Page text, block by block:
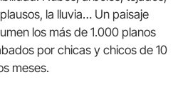
la lluvia… Un paisaje
los más de 1.000 planos
por chicas y chicos de 10
meses.